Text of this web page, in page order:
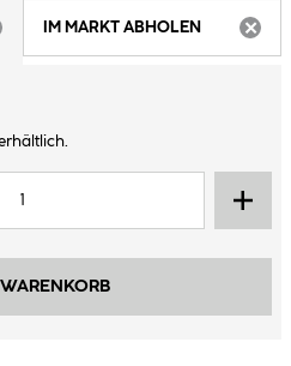
IM MARKT ABHOLEN